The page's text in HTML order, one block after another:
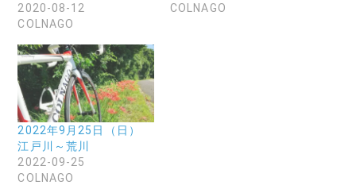
2020-08-12
COLNAGO
COLNAGO
2022年9月25日（日）
江戸川～荒川
2022-09-25
COLNAGO